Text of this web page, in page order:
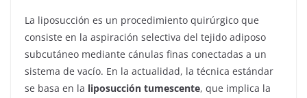
La liposucción es un procedimiento quirúrgico que
consiste en la aspiración selectiva del tejido adiposo
subcutáneo mediante cánulas finas conectadas a un
sistema de vacío. En la actualidad, la técnica estándar
se basa en la liposucción tumescente, que implica la